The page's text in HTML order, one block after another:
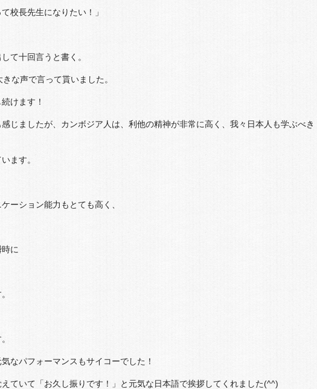
校長先生になりたい！」
て十回言うと書く。
な声で言って貰いました。
けます！
じましたが、カンボジア人は、利他の精神が非常に高く、我々日本人も学ぶべき
ます。
ーション能力もとても高く、
に
なパフォーマンスもサイコーでした！
ていて「お久し振りです！」と元気な日本語で挨拶してくれました(^^)